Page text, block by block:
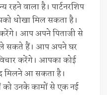
वाला है। पार्टनरशिप
धोखा मिल सकता है।
करेंगे। आप अपने पिताजी से
सकते हैं। आप अपने घर
करेंगे। आपका कोई
मिलने आ सकता है।
को उनके कामों से एक नई